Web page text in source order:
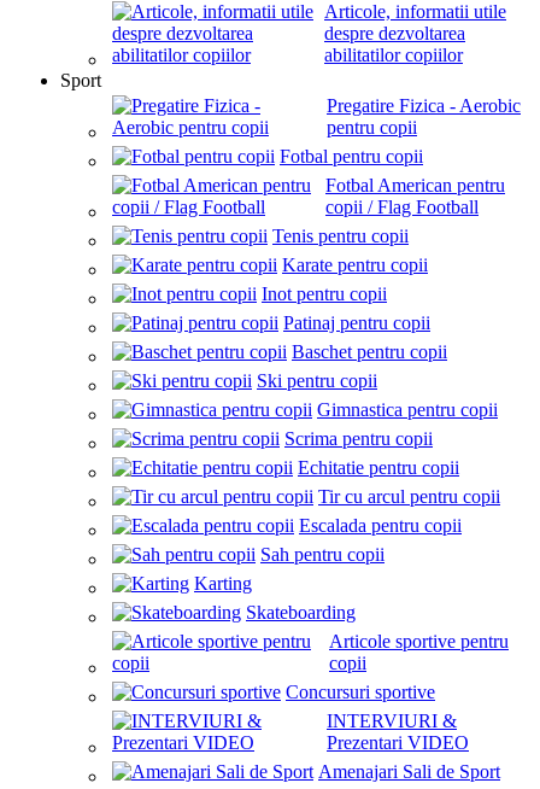
Articole, informatii utile
despre dezvoltarea
abilitatilor copiilor
Sport
Pregatire Fizica - Aerobic
pentru copii
Fotbal pentru copii
Fotbal American pentru
copii / Flag Football
Tenis pentru copii
Karate pentru copii
Inot pentru copii
Patinaj pentru copii
Baschet pentru copii
Ski pentru copii
Gimnastica pentru copii
Scrima pentru copii
Echitatie pentru copii
Tir cu arcul pentru copii
Escalada pentru copii
Sah pentru copii
Karting
Skateboarding
Articole sportive pentru
copii
Concursuri sportive
INTERVIURI &
Prezentari VIDEO
Amenajari Sali de Sport